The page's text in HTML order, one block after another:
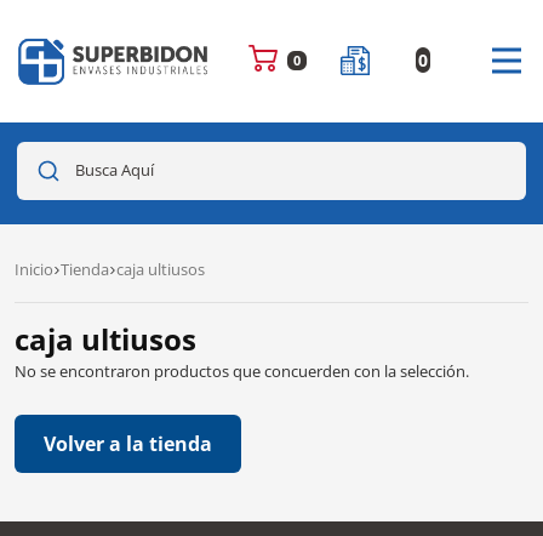
0 0
Busca Aquí
Inicio Tienda caja ultiusos
caja ultiusos
No se encontraron productos que concuerden con la selección.
Volver a la tienda